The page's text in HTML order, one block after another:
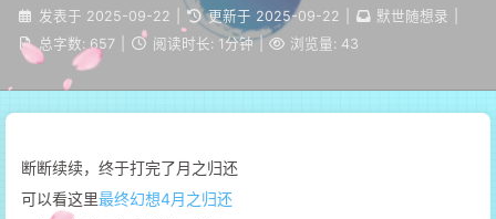
发表于 2025-09-22 更新于 2025-09-22 默世随想录
总字数: 657 阅读时长: 1分钟 | 浏览量: 43
断断续续，终于打完了月之归还
可以看这里最终幻想4月之归还